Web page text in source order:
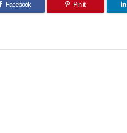
Facebook Pin it